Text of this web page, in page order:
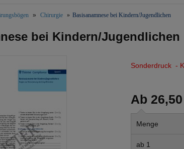
Chirurgie Basisanamnese bei Kindern/Jugendlichen
bei Kindern/Jugendlichen
Sonderdruck -
Ab
Menge
ab 1